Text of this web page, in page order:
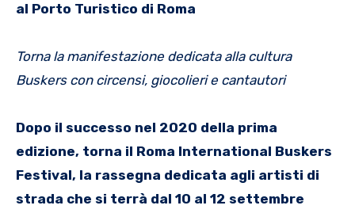
al Porto Turistico di Roma
Torna la manifestazione dedicata alla cultura
Buskers con circensi, giocolieri e cantautori
Dopo il successo nel 2020 della prima
edizione, torna il Roma International Buskers
Festival, la rassegna dedicata agli artisti di
strada che si terrà dal 10 al 12 settembre